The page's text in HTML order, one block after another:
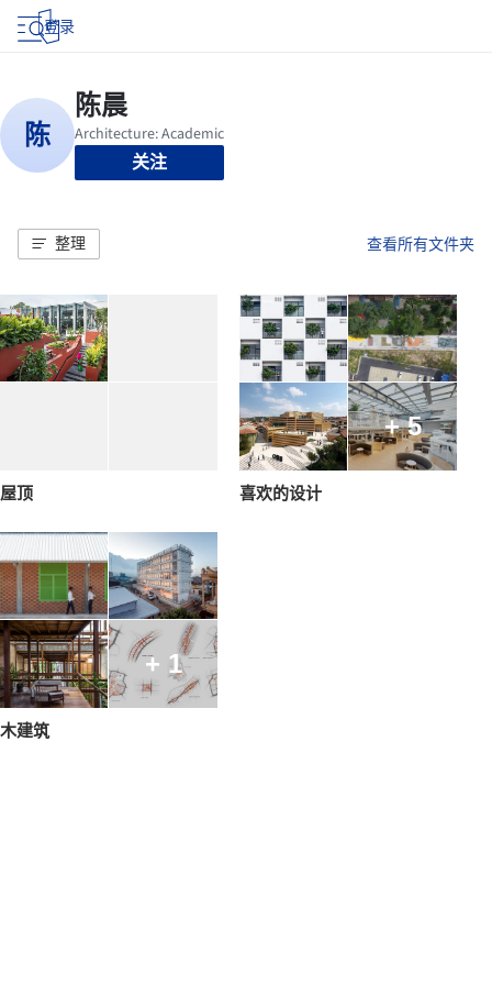
登录
关注
整理 查看所有文件夹
屋顶
+ 5
喜欢的设计
+ 1
木建筑